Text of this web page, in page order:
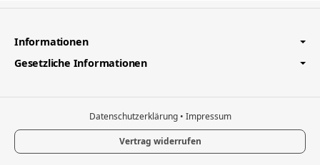
Informationen
Gesetzliche Informationen
Datenschutzerklärung • Impressum
Vertrag widerrufen